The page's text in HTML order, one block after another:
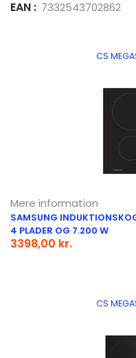
EAN : 7332543702862
CS
Mere information
SAMSUNG
4 PLADER OG 7.200 W
3398,00 kr.
CS